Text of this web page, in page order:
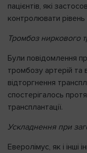
пацієнтів, які
контролювати рівень
Тромбоз ниркового
Були повідомлення
тромбозу артерій
відторгнення
спостерігалось
трансплантації.
Ускладнення при
Еверолімус, як і інші